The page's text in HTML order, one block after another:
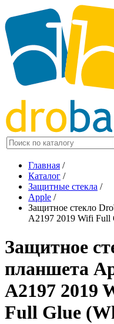
Главная /
Каталог /
Защитные стекла /
Apple /
Защитное стекло
A2197 2019 Wifi Full
Защитное
планшета
A2197 2019
Full Glue